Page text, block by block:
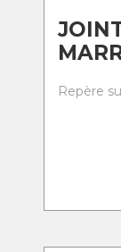
Repère